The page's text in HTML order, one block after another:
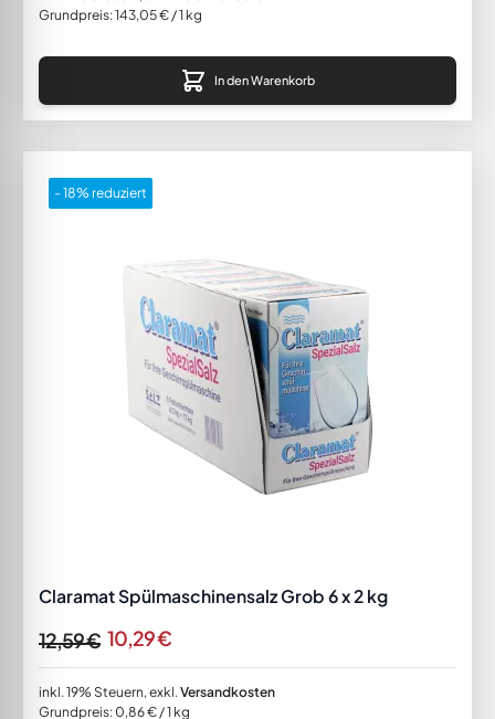
Grundpreis:143,05 €/ 1 kg
In den Warenkorb
- 18% reduziert
Claramat Spülmaschinensalz Grob 6 x 2 kg
10,29 €
12,59 €
inkl. 19% Steuern,exkl.Versandkosten
Grundpreis:0,86 €/ 1 kg